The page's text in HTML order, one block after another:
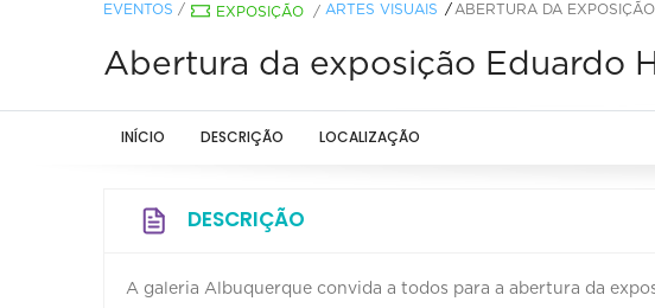
EVENTOS / EXPOSIÇÃO / ARTES VISUAIS ABERTURA DA
Abertura da exposição Eduardo
INÍCIO DESCRIÇÃO LOCALIZAÇÃO
DESCRIÇÃO
A galeria Albuquerque convida a todos para a abertura da